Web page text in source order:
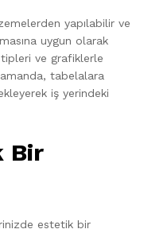
yapılabilir ve
uygun olarak
ve grafiklerle
tabelalara
iş yerindeki
Bir
estetik bir